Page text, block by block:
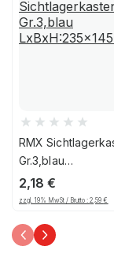
RMX
Gr.3,blau
2,18€
zzgl. 19% MwSt / Brutto :2,59€